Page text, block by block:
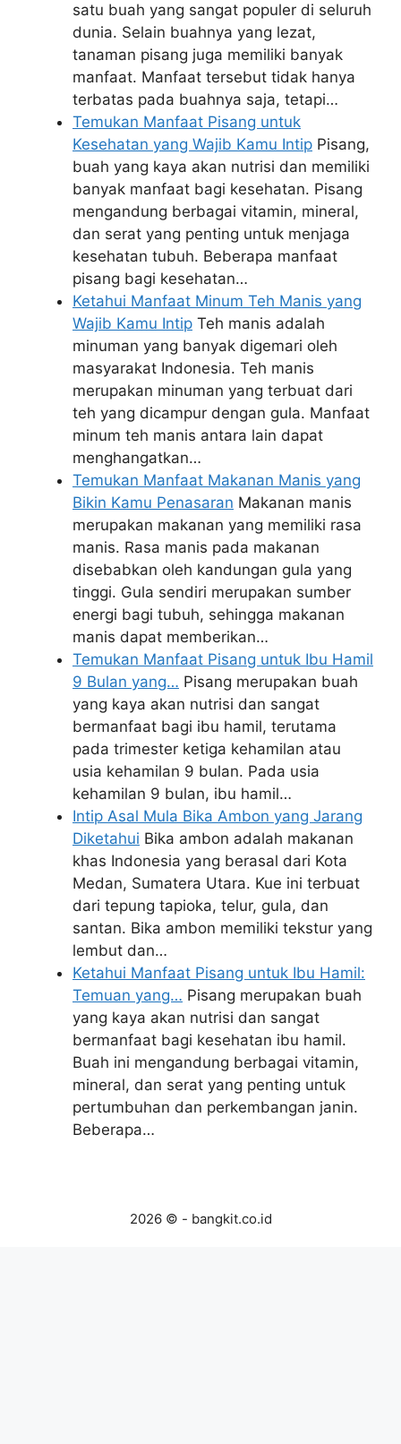
satu buah yang sangat populer di seluruh
dunia. Selain buahnya yang lezat,
tanaman pisang juga memiliki banyak
manfaat. Manfaat tersebut tidak hanya
terbatas pada buahnya saja, tetapi…
Temukan Manfaat Pisang untuk
Kesehatan yang Wajib Kamu Intip Pisang,
buah yang kaya akan nutrisi dan memiliki
banyak manfaat bagi kesehatan. Pisang
mengandung berbagai vitamin, mineral,
dan serat yang penting untuk menjaga
kesehatan tubuh. Beberapa manfaat
pisang bagi kesehatan…
Ketahui Manfaat Minum Teh Manis yang
Wajib Kamu Intip Teh manis adalah
minuman yang banyak digemari oleh
masyarakat Indonesia. Teh manis
merupakan minuman yang terbuat dari
teh yang dicampur dengan gula. Manfaat
minum teh manis antara lain dapat
menghangatkan…
Temukan Manfaat Makanan Manis yang
Bikin Kamu Penasaran Makanan manis
merupakan makanan yang memiliki rasa
manis. Rasa manis pada makanan
disebabkan oleh kandungan gula yang
tinggi. Gula sendiri merupakan sumber
energi bagi tubuh, sehingga makanan
manis dapat memberikan…
Temukan Manfaat Pisang untuk Ibu Hamil
9 Bulan yang… Pisang merupakan buah
yang kaya akan nutrisi dan sangat
bermanfaat bagi ibu hamil, terutama
pada trimester ketiga kehamilan atau
usia kehamilan 9 bulan. Pada usia
kehamilan 9 bulan, ibu hamil…
Intip Asal Mula Bika Ambon yang Jarang
Diketahui Bika ambon adalah makanan
khas Indonesia yang berasal dari Kota
Medan, Sumatera Utara. Kue ini terbuat
dari tepung tapioka, telur, gula, dan
santan. Bika ambon memiliki tekstur yang
lembut dan…
Ketahui Manfaat Pisang untuk Ibu Hamil:
Temuan yang… Pisang merupakan buah
yang kaya akan nutrisi dan sangat
bermanfaat bagi kesehatan ibu hamil.
Buah ini mengandung berbagai vitamin,
mineral, dan serat yang penting untuk
pertumbuhan dan perkembangan janin.
Beberapa…
2026 © - bangkit.co.id